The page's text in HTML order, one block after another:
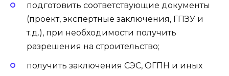
подготовить соответствующие документы
(проект, экспертные заключения, ГПЗУ и
т.д.), при необходимости получить
разрешения на строительство;
получить заключения СЭС, ОГПН и иных